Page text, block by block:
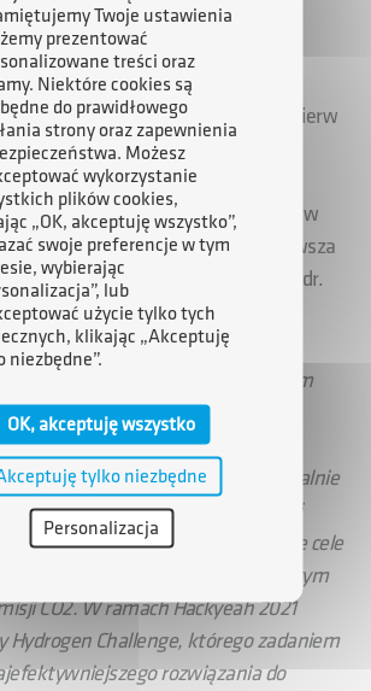
Różycki,dyrektor ds. rozwoju w
do zgryzienia, aby wybrać wpierw
mogła obronić swój projekt w
prezentacji przed jury. Wygrały
wszechstronne i wpisujące się w
biznesowych. Ostatecznie pierwsza
zespołowi YAI kierowanemu przez dr.
Politechniki Wrocławskiej.
brać udział w tak znaczącym
jest Hackyeah 2021. Jako firma
dynamicznym procesie zielonej
której chcemy, aby nasze kopalnie
Powołany przez nas Świętokrzyski
ma przed sobą postawione ambitne cele
spalanego oleju napędowego, a tym
CO2. W ramach Hackyeah 2021
Hydrogen Challenge, którego zadaniem
rozwiązania do
Twoje ustawienia
prezentować
treści oraz
Niektóre cookies są
do prawidłowego
strony oraz zapewnienia
Możesz
wykorzystanie
plików cookies,
„OK, akceptuję wszystko”,
swoje preferencje w tym
wybierając
lub
użycie tylko tych
klikając „Akceptuję
niezbędne”.
OK, akceptuję wszystko
tylko niezbędne
Personalizacja